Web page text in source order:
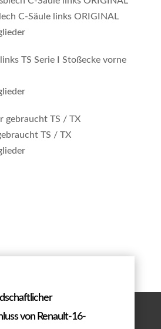
C-Säule links ORIGINAL
Stoßecke vorne
TS / TX
von Renault-16-